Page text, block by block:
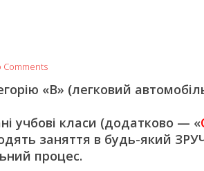
Comments
«В» (легковий
класи (додатково — «
заняття в будь-який
процес.